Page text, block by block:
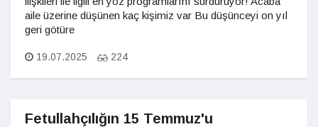
aile üzerine düşünen kaç kişimiz var Bu düşünceyi on yıl
geri götüre
19.07.2025 224
Fetullahçılığın 15 Temmuz'u